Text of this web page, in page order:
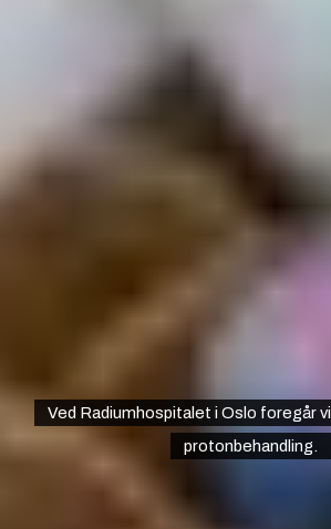
Ved Radiumhospitalet i Oslo foregår
protonbehandling.